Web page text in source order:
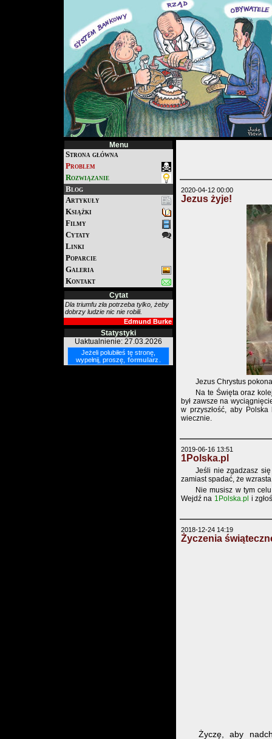
Menu
Strona główna
Problem
Rozwiązanie
Blog
Artykuły
Książki
Filmy
Cytaty
Linki
Poparcie
Galeria
Kontakt
Cytat
Dla triumfu zła potrzeba tylko, żeby
dobrzy ludzie nic nie robili.
Edmund Burke
Statystyki
Uaktualnienie: 27.03.2026
Jeżeli polubiłeś tę stronę,
wypełnij, proszę, formularz
2020-04-12 00:00
Jezus żyje!
Jezus Chrystus
Na te Święta oraz
był zawsze na
w przyszłość, aby
wiecznie.
2019-06-16 13:51
1Polska.pl
Jeśli nie zgadzasz
zamiast spadać, że
Nie musisz w tym
Wejdź na 1Polska.pl i
2018-12-24 14:19
Życzenia
Życzę, aby